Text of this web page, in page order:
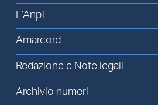
L’Anpi
Amarcord
Redazione e Note legali
Archivio numeri